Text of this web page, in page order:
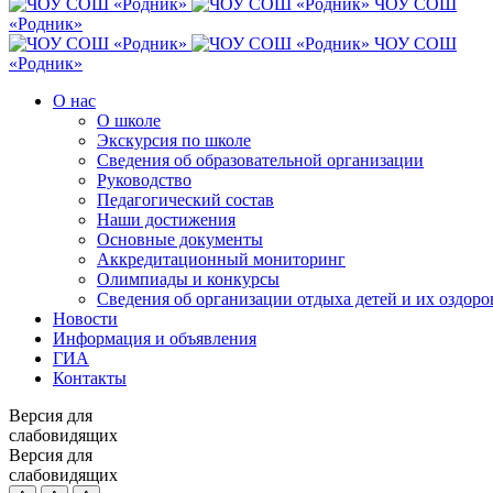
ЧОУ СОШ
«Родник»
ЧОУ СОШ
«Родник»
О нас
О школе
Экскурсия по школе
Сведения об образовательной организации
Руководство
Педагогический состав
Наши достижения
Основные документы
Аккредитационный мониторинг
Олимпиады и конкурсы
Сведения об организации отдыха детей и их
Новости
Информация и объявления
ГИА
Контакты
Версия для
слабовидящих
Версия для
слабовидящих